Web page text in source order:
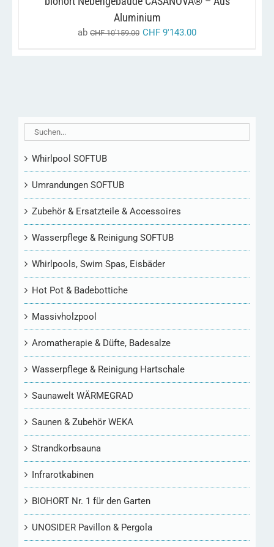
AUF
DER
PRODUKTSEITE
Aluminium
ab CHF10'159.00 CHF 9'143.00
Whirlpool SOFTUB
Umrandungen SOFTUB
Zubehör & Ersatzteile & Accessoires
Wasserpflege & Reinigung SOFTUB
Whirlpools, Swim Spas, Eisbäder
Hot Pot & Badebottiche
Massivholzpool
Aromatherapie & Düfte, Badesalze
Wasserpflege & Reinigung Hartschale
Saunawelt WÄRMEGRAD
Saunen & Zubehör WEKA
Strandkorbsauna
Infrarotkabinen
BIOHORT Nr. 1 für den Garten
UNOSIDER Pavillon & Pergola